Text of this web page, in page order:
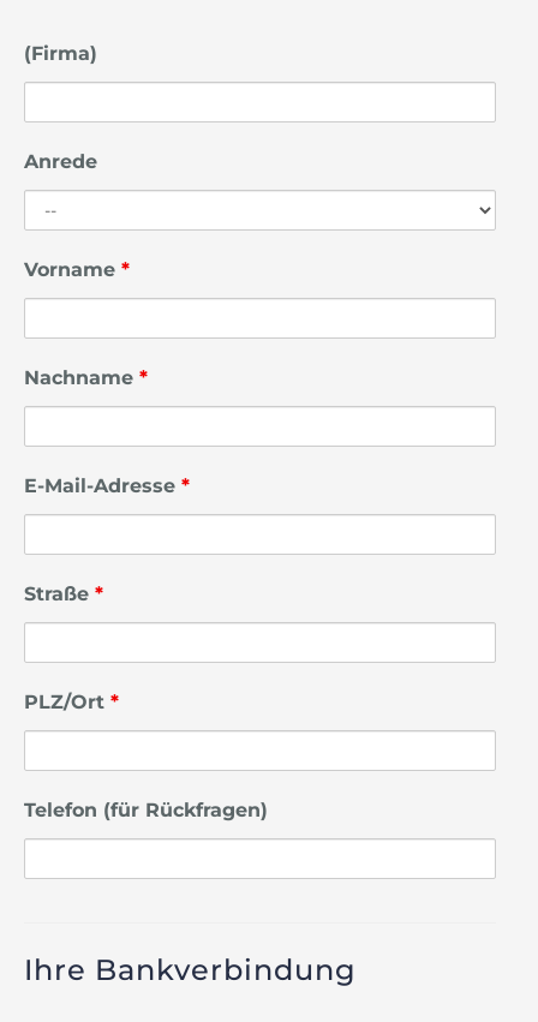
(Firma)
Anrede
Vorname *
Nachname *
E-Mail-Adresse *
Straße *
PLZ/Ort *
Telefon (für Rückfragen)
Ihre Bankverbindung